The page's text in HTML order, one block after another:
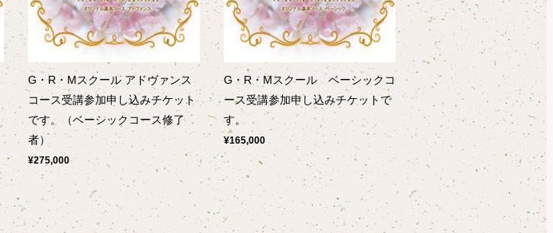
G・R・Mスクール アドヴァンス
コース受講参加申し込みチケット
です。（ベーシックコース修了
者）
¥275,000
G・R・Mスクール ベーシックコ
ース受講参加申し込みチケットで
す。
¥165,000